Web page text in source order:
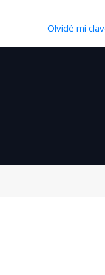
Olvidé mi